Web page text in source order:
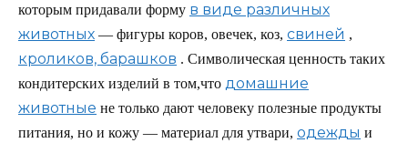
которым придавали форму в виде различных
животных — фигуры коров, овечек, коз, свиней ,
кроликов, барашков . Символическая ценность таких
кондитерских изделий в том,что домашние
животные не только дают человеку полезные продукты
питания, но и кожу — материал для утвари, одежды и